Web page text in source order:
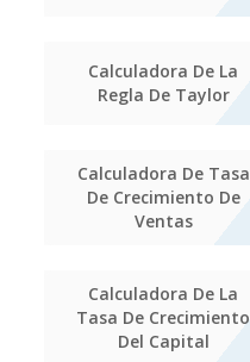
Calculadora De La
Regla De Taylor
Calculadora De Tasa
De Crecimiento De
Ventas
Calculadora De La
Tasa De Crecimiento
Del Capital